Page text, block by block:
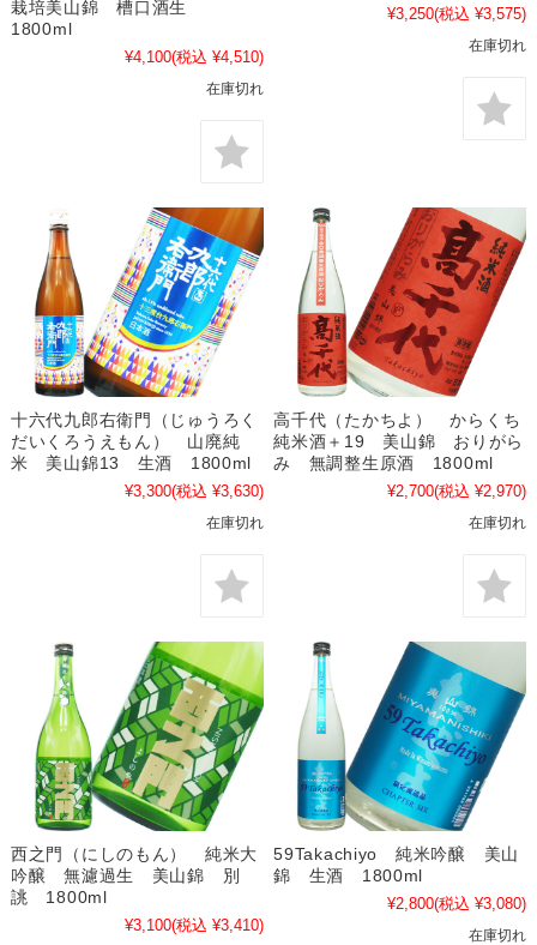
栽培美山錦 槽口酒生
1800ml
¥4,100(税込 ¥4,510)
在庫切れ
¥3,250(税込 ¥3,575)
在庫切れ
十六代九郎右衛門（じゅうろく
だいくろうえもん） 山廃純
米 美山錦13 生酒 1800ml
¥3,300(税込 ¥3,630)
在庫切れ
高千代（たかちよ） からくち
純米酒＋19 美山錦 おりがら
み 無調整生原酒 1800ml
¥2,700(税込 ¥2,970)
在庫切れ
西之門（にしのもん） 純米大
吟醸 無濾過生 美山錦 別
誂 1800ml
¥3,100(税込 ¥3,410)
59Takachiyo 純米吟醸 美山
錦 生酒 1800ml
¥2,800(税込 ¥3,080)
在庫切れ